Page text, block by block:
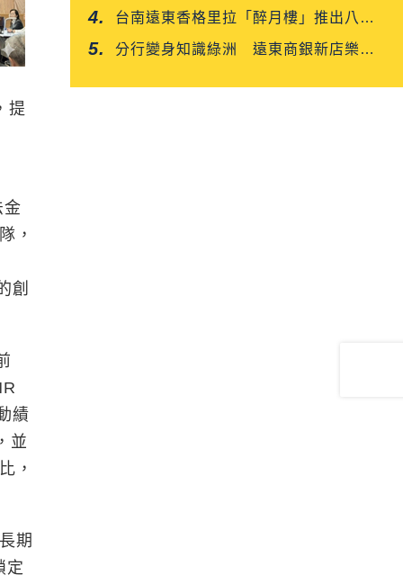
提
，
創
績
並
，
期
定
賣白沙屯媽平安箱
台南遠東香格里拉「醉月樓」推出八月
限定「功夫新菜嘗鮮優惠」
分行變身知識綠洲 遠東商銀新店樂知